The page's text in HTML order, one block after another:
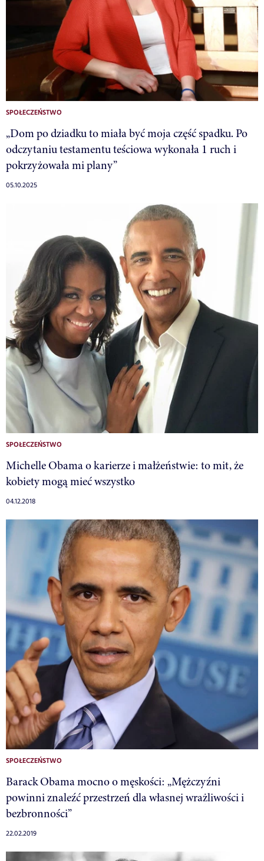
SPOŁECZEŃSTWO
„Dom po dziadku to miała być moja część spadku. Po
odczytaniu testamentu teściowa wykonała 1 ruch i
pokrzyżowała mi plany”
05.10.2025
SPOŁECZEŃSTWO
Michelle Obama o karierze i małżeństwie: to mit, że
kobiety mogą mieć wszystko
04.12.2018
SPOŁECZEŃSTWO
Barack Obama mocno o męskości: „Mężczyźni
powinni znaleźć przestrzeń dla własnej wrażliwości i
bezbronności”
22.02.2019